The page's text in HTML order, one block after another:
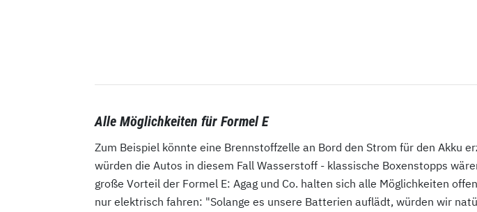
Alle Möglichkeiten für Formel E
Zum Beispiel könnte eine Brennstoffzelle an Bord den Strom für den Akku
würden die Autos in diesem Fall Wasserstoff - klassische Boxenstopps
große Vorteil der Formel E: Agag und Co. halten sich alle Möglichkeiten
nur elektrisch fahren: "Solange es unsere Batterien auflädt, würden wir